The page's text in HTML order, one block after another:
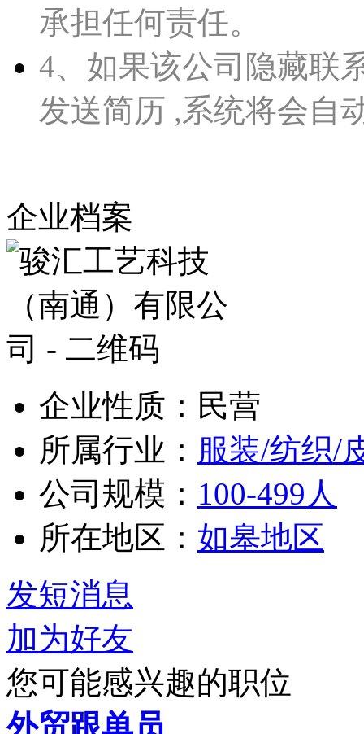
承担任何责任。
4、如果该公司隐藏联
发送简历 ,系统将会自
企业档案
企业性质：民营
所属行业： 服装/纺织/
公司规模： 100-499人
所在地区： 如皋地区
发短消息
加为好友
您可能感兴趣的职位
外贸跟单员